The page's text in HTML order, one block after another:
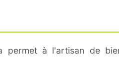
permet à l'artisan de